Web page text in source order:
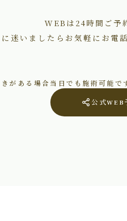
WEBは24時間ご予
迷いましたらお気軽にお電
がある場合当日でも施術可能で
公式WEB